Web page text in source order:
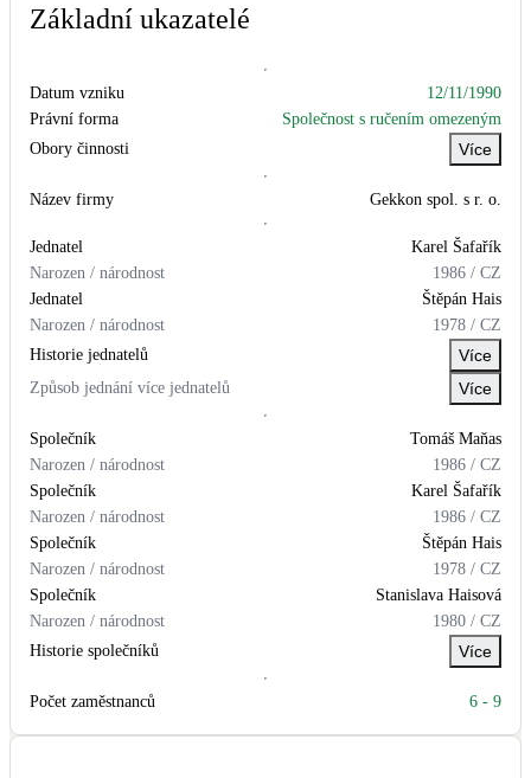
Bateriové úložiště
Pouze velké BESS
Žaluzie, markýzy, pergoly
Kamna / krby
LED osvětlení
Retence deštové vody
Zelená střecha
Základní ukazatelé
Datum vzniku
12/11/1990
Právní forma
Společnost s ručením omezeným
Obory činnosti
Více
Název firmy Gekkon spol. s r. o.
Jednatel Karel Šafařík
Narozen / národnost
1986 / CZ
Jednatel
Štěpán Hais
Narozen / národnost
1978 / CZ
Historie jednatelů
Více
Způsob jednání více jednatelů Více
Společník Tomáš Maňas
Narozen / národnost
1986 / CZ
Společník
Karel Šafařík
Narozen / národnost
1986 / CZ
Společník
Štěpán Hais
Narozen / národnost
1978 / CZ
Společník
Stanislava Haisová
Narozen / národnost
1980 / CZ
Historie společníků
Více
Počet zaměstnanců 6 - 9